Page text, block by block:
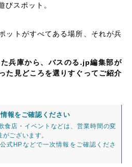
びスポット。
ットがすべてある場所、それが兵
兵庫から、バスのる.jp編集部が
た見どころを選りすぐってご紹介
報をご確認ください
食店・イベントなどは、営業時間の変
ございます。
式HPなどで一次情報をご確認くださ